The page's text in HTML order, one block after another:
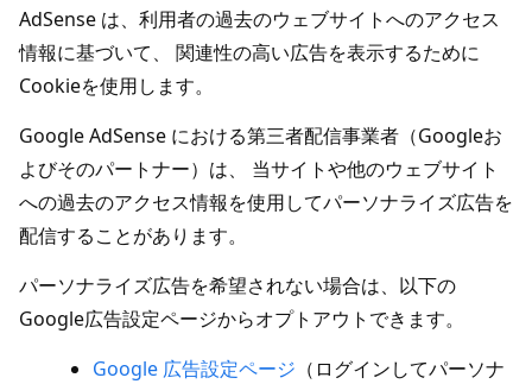
AdSense は、利用者の過去のウェブサイトへのアクセス
情報に基づいて、 関連性の高い広告を表示するために
Cookieを使用します。
Google AdSense における第三者配信事業者（Googleお
よびそのパートナー）は、 当サイトや他のウェブサイト
への過去のアクセス情報を使用してパーソナライズ広告を
配信することがあります。
パーソナライズ広告を希望されない場合は、以下の
Google広告設定ページからオプトアウトできます。
Google 広告設定ページ （ログインしてパーソナ